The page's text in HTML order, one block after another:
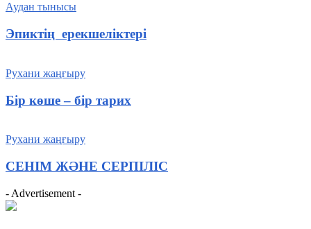
Аудан тынысы
Эпиктің ерекшеліктері
Рухани жаңғыру
Бір көше – бір тарих
Рухани жаңғыру
СЕНІМ ЖƏНЕ СЕРПІЛІС
- Advertisement -